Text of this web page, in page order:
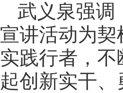
武义泉强调
宣讲活动为
实践行者，
起创新实干